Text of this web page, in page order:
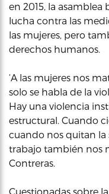
en 2015, la
lucha contra las
las mujeres, pero
derechos humanos.
‘A las mujeres nos
solo se habla de la
Hay una violencia
estructural. Cuando
cuando nos quitan la
trabajo también nos
Contreras.
Cuestionadas sobre